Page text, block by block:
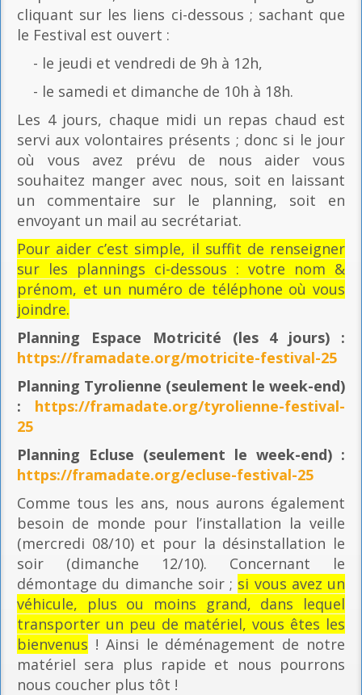
cliquant sur les liens ci-dessous ; sachant que
le Festival est ouvert :
- le jeudi et vendredi de 9h à 12h,
- le samedi et dimanche de 10h à 18h.
Les 4 jours, chaque midi un repas chaud est
servi aux volontaires présents ; donc si le jour
où vous avez prévu de nous aider vous
souhaitez manger avec nous, soit en laissant
un commentaire sur le planning, soit en
envoyant un mail au secrétariat.
Pour aider c’est simple, il suffit de renseigner
sur les plannings ci-dessous : votre nom &
prénom, et un numéro de téléphone où vous
joindre.
Planning Espace Motricité (les 4 jours) :
https://framadate.org/motricite-festival-25
Planning Tyrolienne (seulement le week-end)
: https://framadate.org/tyrolienne-festival-
25
Planning Ecluse (seulement le week-end) :
https://framadate.org/ecluse-festival-25
Comme tous les ans, nous aurons également
besoin de monde pour l’installation la veille
(mercredi 08/10) et pour la désinstallation le
soir (dimanche 12/10). Concernant le
démontage du dimanche soir ; si vous avez un
véhicule, plus ou moins grand, dans lequel
transporter un peu de matériel, vous êtes les
bienvenus ! Ainsi le déménagement de notre
matériel sera plus rapide et nous pourrons
nous coucher plus tôt !